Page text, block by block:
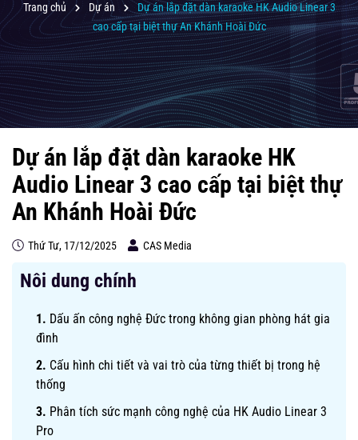
Trang chủ Dự án
Dự án lắp đặt dàn karaoke HK Audio Linear 3
cao cấp tại biệt thự An Khánh Hoài Đức
Dự án lắp đặt dàn karaoke HK
Audio Linear 3 cao cấp tại biệt thự
An Khánh Hoài Đức
Thứ Tư, 17/12/2025 CAS Media
Nôi dung chính
Dấu ấn công nghệ Đức trong không gian phòng hát gia
đình
Cấu hình chi tiết và vai trò của từng thiết bị trong hệ
thống
Phân tích sức mạnh công nghệ của HK Audio Linear 3
Pro